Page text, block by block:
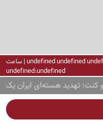
undefined undefined undefined undefined | ساعت
undefined:undefined
تهدید هسته‌ای ایران یک